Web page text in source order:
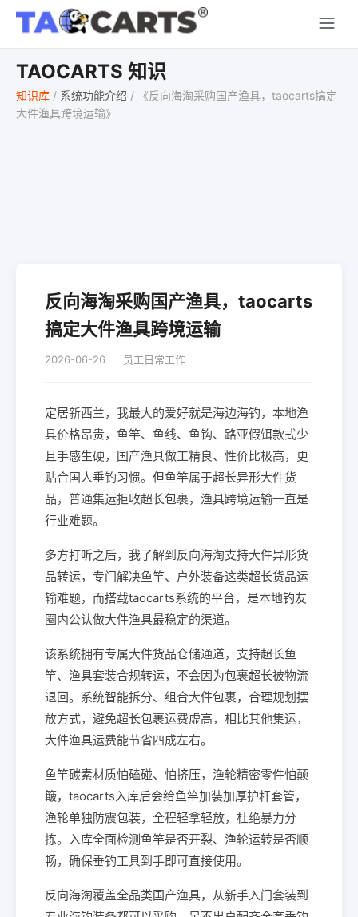
TAOCARTS 知识
知识库 / 系统功能介绍 /
《反向海淘采购国产渔具，taocarts搞定
大件渔具跨境运输》
反向海淘采购国产渔具，taocarts
搞定大件渔具跨境运输
2026-06-26 员工日常工作
定居新西兰，我最大的爱好就是海边海钓，本地渔
具价格昂贵，鱼竿、鱼线、鱼钩、路亚假饵款式少
且手感生硬，国产渔具做工精良、性价比极高，更
贴合国人垂钓习惯。但鱼竿属于超长异形大件货
品，普通集运拒收超长包裹，渔具跨境运输一直是
行业难题。
多方打听之后，我了解到反向海淘支持大件异形货
品转运，专门解决鱼竿、户外装备这类超长货品运
输难题，而搭载taocarts系统的平台，是本地钓友
圈内公认做大件渔具最稳定的渠道。
该系统拥有专属大件货品仓储通道，支持超长鱼
竿、渔具套装合规转运，不会因为包裹超长被物流
退回。系统智能拆分、组合大件包裹，合理规划摆
放方式，避免超长包裹运费虚高，相比其他集运，
大件渔具运费能节省四成左右。
鱼竿碳素材质怕磕碰、怕挤压，渔轮精密零件怕颠
簸，taocarts入库后会给鱼竿加装加厚护杆套管，
渔轮单独防震包装，全程轻拿轻放，杜绝暴力分
拣。入库全面检测鱼竿是否开裂、渔轮运转是否顺
畅，确保垂钓工具到手即可直接使用。
反向海淘覆盖全品类国产渔具，从新手入门套装到